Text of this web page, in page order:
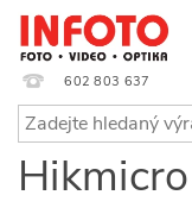
602 803 637
Hikmicro